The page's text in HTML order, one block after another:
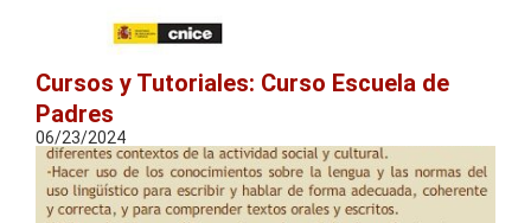
Cursos y Tutoriales: Curso Escuela de
Padres
06/23/2024